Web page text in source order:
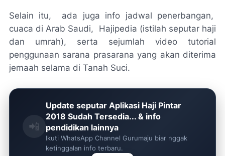
Selain itu, ada juga info jadwal penerbangan,
cuaca di Arab Saudi, Hajipedia (istilah seputar haji
dan umrah), serta sejumlah video tutorial
penggunaan sarana prasarana yang akan diterima
jemaah selama di Tanah Suci.
📲
Update seputar Aplikasi Haji Pintar
2018 Sudah Tersedia... & info
pendidikan lainnya
Ikuti WhatsApp Channel Gurumaju biar nggak
ketinggalan info terbaru.